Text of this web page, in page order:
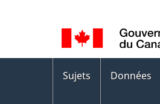
de
la
langue
des
Sujets Données